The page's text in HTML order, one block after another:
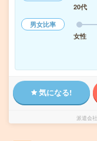
20代
男女比率
女性
気になる!
派遣会社